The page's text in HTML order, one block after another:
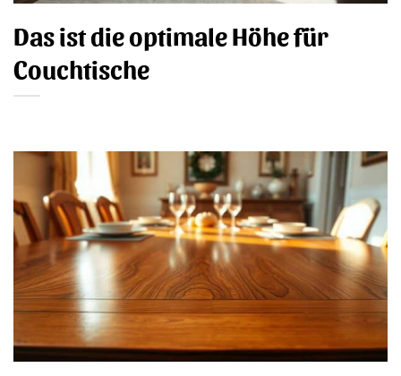
Das ist die optimale Höhe für
Couchtische